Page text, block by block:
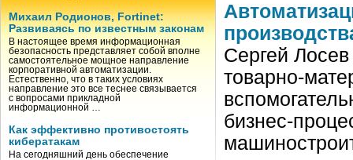
Михаил Родионов, Fortinet:
Развиваясь по известным законам
В настоящее время информационная
безопасность представляет собой вполне
самостоятельное мощное направление
корпоративной автоматизации.
Естественно, что в таких условиях
направление это все теснее связывается
с вопросами прикладной
информационной …
Как эффективно противостоять
кибератакам
На сегодняшний день обеспечение
Сергей
товарно-
бизнес-